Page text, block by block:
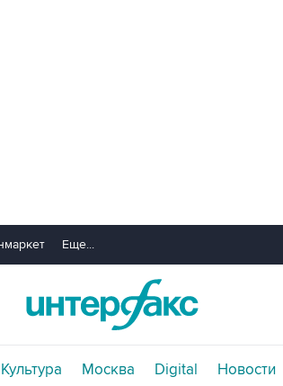
Еще...
Культура Москва Digital Новости